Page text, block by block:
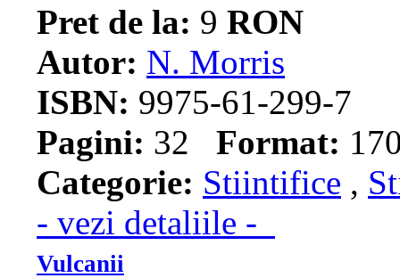
Pret de la: 9 RON
Autor: N. Morris
ISBN: 9975-61-299-7
Pagini: 32 Format:
Categorie: Stiintifice ,
- vezi detaliile -
Vulcanii